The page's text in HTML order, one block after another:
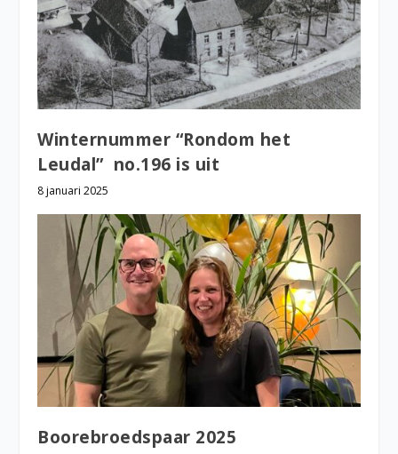
Winternummer “Rondom het
Leudal” no.196 is uit
8 januari 2025
Boorebroedspaar 2025